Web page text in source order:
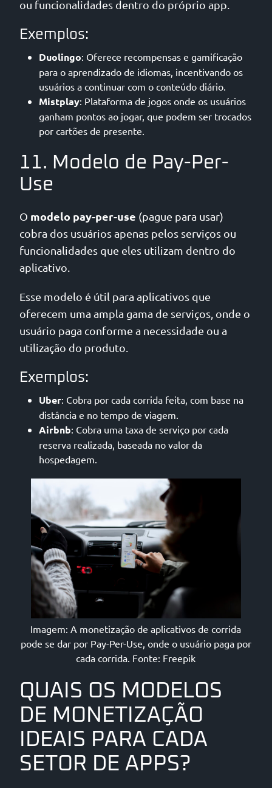
ou funcionalidades dentro do próprio app.
Exemplos:
Duolingo: Oferece recompensas e gamificação
para o aprendizado de idiomas, incentivando os
usuários a continuar com o conteúdo diário.
Mistplay: Plataforma de jogos onde os usuários
ganham pontos ao jogar, que podem ser trocados
por cartões de presente.
11. Modelo de Pay-Per-
Use
O modelo pay-per-use (pague para usar)
cobra dos usuários apenas pelos serviços ou
funcionalidades que eles utilizam dentro do
aplicativo.
Esse modelo é útil para aplicativos que
oferecem uma ampla gama de serviços, onde o
usuário paga conforme a necessidade ou a
utilização do produto.
Exemplos:
Uber: Cobra por cada corrida feita, com base na
distância e no tempo de viagem.
Airbnb: Cobra uma taxa de serviço por cada
reserva realizada, baseada no valor da
hospedagem.
Imagem: A monetização de aplicativos de corrida
pode se dar por Pay-Per-Use, onde o usuário paga por
cada corrida. Fonte: Freepik
QUAIS OS MODELOS
DE MONETIZAÇÃO
IDEAIS PARA CADA
SETOR DE APPS?